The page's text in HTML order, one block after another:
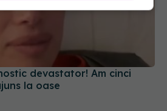
devastator! Am cinci
la oase